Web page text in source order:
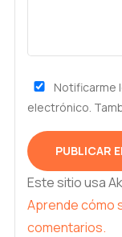
Notificarme
electrónico.
Este sitio usa
Aprende cómo
comentarios.